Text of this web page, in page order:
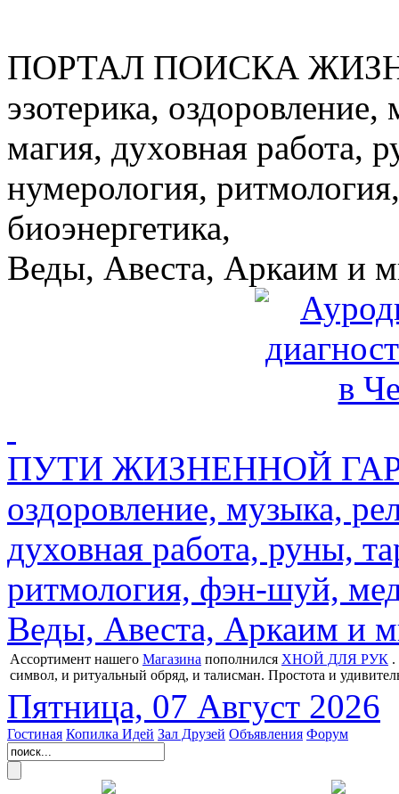
ПОРТАЛ ПОИСКА
эзотерика,
магия, духовная работа,
нумерология,
биоэнергетика,
Веды, Авеста, Аркаим и
ПУТИ ЖИЗНЕННОЙ
оздоровление, музыка,
духовная работа, руны,
ритмология, фэн-шуй,
Веды, Авеста, Аркаим и
Ассортимент нашего Магазина пополнился ХНОЙ ДЛЯ РУК .
символ, и ритуальный обряд, и талисман. Простота и
Пятница, 07 Август 2026
Гостиная Копилка Идей Зал Друзей Объявления Форум